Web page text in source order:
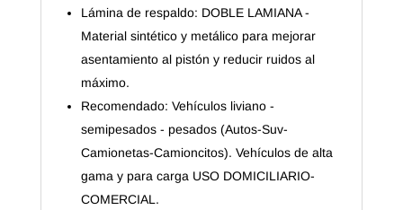
Lámina de respaldo: DOBLE LAMIANA -
Material sintético y metálico para mejorar
asentamiento al pistón y reducir ruidos al
máximo.
Recomendado: Vehículos liviano -
semipesados - pesados (Autos-Suv-
Camionetas-Camioncitos). Vehículos de alta
gama y para carga USO DOMICILIARIO-
COMERCIAL.